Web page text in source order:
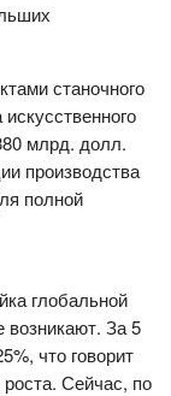
станочного
млрд. долл.
производства
полной
глобальной
возникают. За 5
что говорит
Сейчас, по